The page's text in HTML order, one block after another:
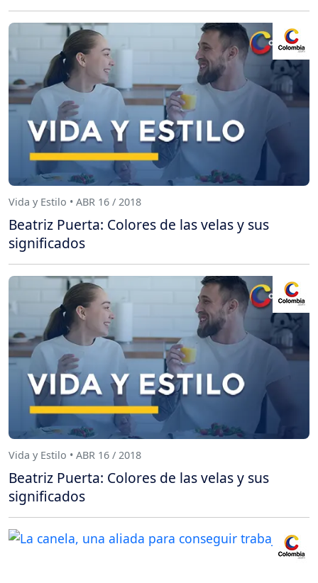
Vida y Estilo • ABR 16 / 2018
Beatriz Puerta: Colores de las velas y sus
significados
Vida y Estilo • ABR 16 / 2018
Beatriz Puerta: Colores de las velas y sus
significados